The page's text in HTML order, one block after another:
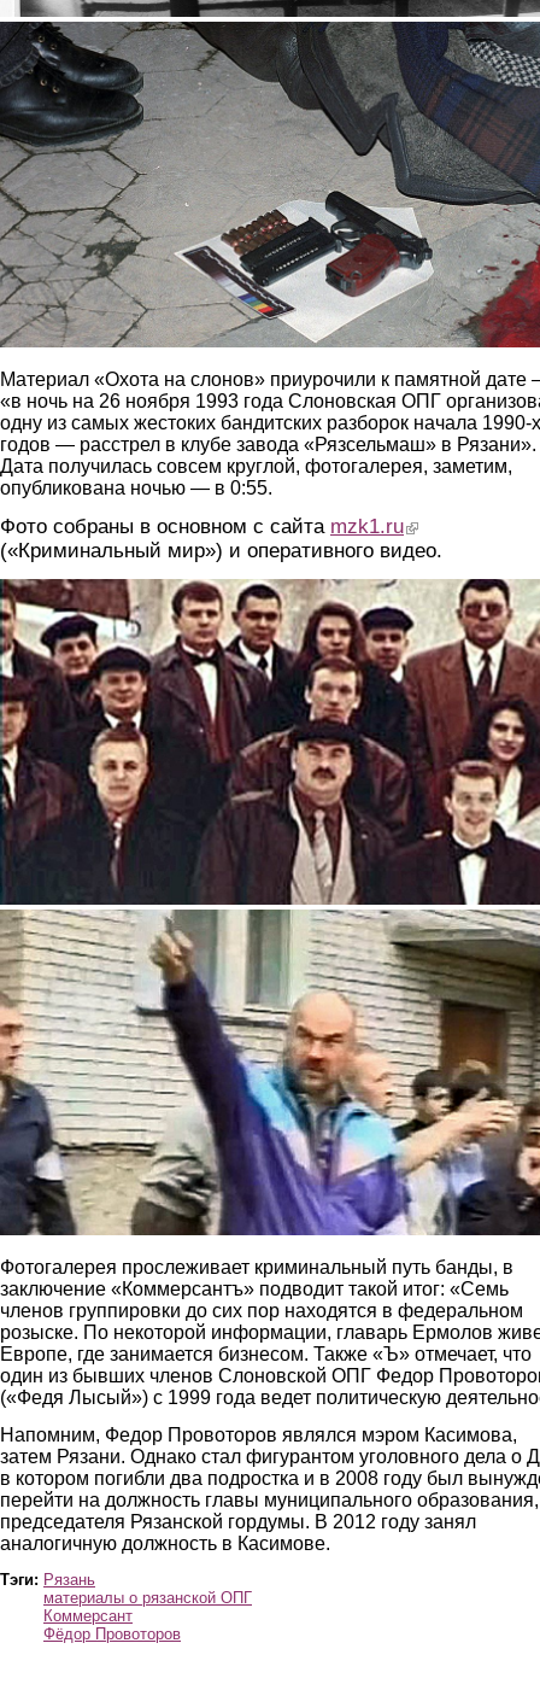
6.jpg
Материал «Охота на слонов» приурочили к памятной дате
«в ночь на 26 ноября 1993 года Слоновская ОПГ
одну из самых жестоких бандитских разборок начала 1990-х
годов — расстрел в клубе завода «Рязсельмаш» в Рязани».
Дата получилась совсем круглой, фотогалерея, заметим,
опубликована ночью — в 0:55.
Фото собраны в основном с сайта mzk1.ru(link is external)
(«Криминальный мир») и оперативного видео.
1.jpg
2.jpg
Фотогалерея прослеживает криминальный путь банды, в
заключение «Коммерсантъ» подводит такой итог: «Семь
членов группировки до сих пор находятся в федеральном
розыске. По некоторой информации, главарь Ермолов
Европе, где занимается бизнесом. Также «Ъ» отмечает, что
один из бывших членов Слоновской ОПГ Федор
(«Федя Лысый») с 1999 года ведет политическую
Напомним, Федор Провоторов являлся мэром Касимова,
затем Рязани. Однако стал фигурантом уголовного дела о
в котором погибли два подростка и в 2008 году был
перейти на должность главы муниципального образования,
председателя Рязанской гордумы. В 2012 году занял
аналогичную должность в Касимове.
Тэги: Рязань
материалы о рязанской ОПГ
Коммерсант
Фёдор Провоторов